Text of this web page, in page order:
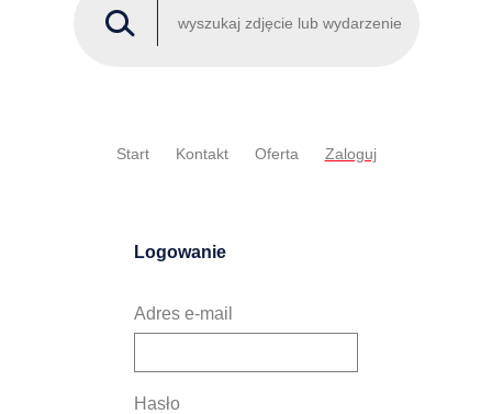
Start Kontakt Oferta Zaloguj
Logowanie
Adres e-mail
Hasło